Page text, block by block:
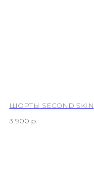
ШОРТЫ SECOND SKIN
3 900 р.